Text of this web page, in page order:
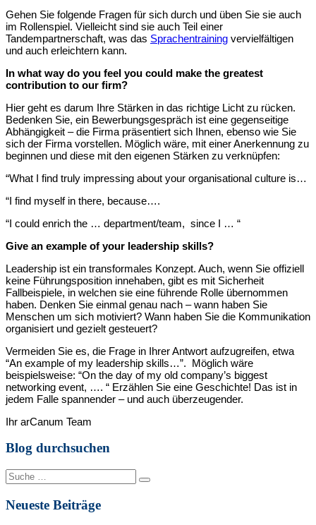
Gehen Sie folgende Fragen für sich durch und üben Sie sie auch
im Rollenspiel. Vielleicht sind sie auch Teil einer
Tandempartnerschaft, was das Sprachentraining vervielfältigen
und auch erleichtern kann.
In what way do you feel you could make the greatest
contribution to our firm?
Hier geht es darum Ihre Stärken in das richtige Licht zu rücken.
Bedenken Sie, ein Bewerbungsgespräch ist eine gegenseitige
Abhängigkeit – die Firma präsentiert sich Ihnen, ebenso wie Sie
sich der Firma vorstellen. Möglich wäre, mit einer Anerkennung zu
beginnen und diese mit den eigenen Stärken zu verknüpfen:
“What I find truly impressing about your organisational culture is…
“I find myself in there, because….
“I could enrich the … department/team, since I … “
Give an example of your leadership skills?
Leadership ist ein transformales Konzept. Auch, wenn Sie offiziell
keine Führungsposition innehaben, gibt es mit Sicherheit
Fallbeispiele, in welchen sie eine führende Rolle übernommen
haben. Denken Sie einmal genau nach – wann haben Sie
Menschen um sich motiviert? Wann haben Sie die Kommunikation
organisiert und gezielt gesteuert?
Vermeiden Sie es, die Frage in Ihrer Antwort aufzugreifen, etwa
“An example of my leadership skills…”. Möglich wäre
beispielsweise: “On the day of my old company’s biggest
networking event, …. “ Erzählen Sie eine Geschichte! Das ist in
jedem Falle spannender – und auch überzeugender.
Ihr arCanum Team
Blog durchsuchen
Suche
nach:
Neueste Beiträge